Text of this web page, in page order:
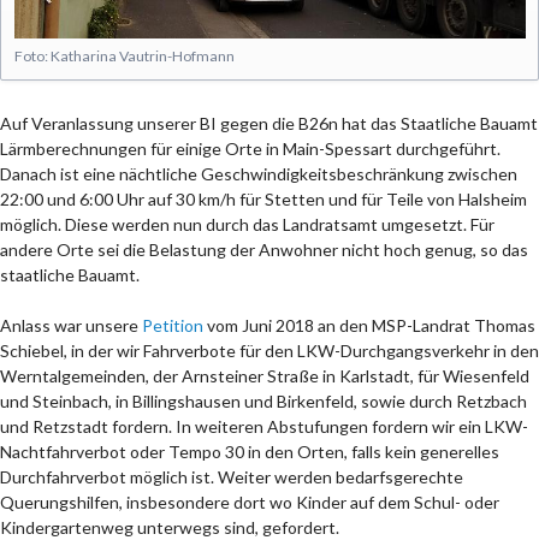
Foto: Katharina Vautrin-Hofmann
Auf Veranlassung unserer BI gegen die B26n hat das Staatliche Bauamt
Lärmberechnungen für einige Orte in Main-Spessart durchgeführt.
Danach ist eine nächtliche Geschwindigkeitsbeschränkung zwischen
22:00 und 6:00 Uhr auf 30 km/h für Stetten und für Teile von Halsheim
möglich. Diese werden nun durch das Landratsamt umgesetzt. Für
andere Orte sei die Belastung der Anwohner nicht hoch genug, so das
staatliche Bauamt.
Anlass war unsere Petition vom Juni 2018 an den MSP-Landrat Thomas
Schiebel, in der wir Fahrverbote für den LKW-Durchgangsverkehr in den
Werntalgemeinden, der Arnsteiner Straße in Karlstadt, für Wiesenfeld
und Steinbach, in Billingshausen und Birkenfeld, sowie durch Retzbach
und Retzstadt fordern. In weiteren Abstufungen fordern wir ein LKW-
Nachtfahrverbot oder Tempo 30 in den Orten, falls kein generelles
Durchfahrverbot möglich ist. Weiter werden bedarfsgerechte
Querungshilfen, insbesondere dort wo Kinder auf dem Schul- oder
Kindergartenweg unterwegs sind, gefordert.